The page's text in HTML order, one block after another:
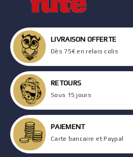
LIVRAISON OFFERTE
Dès 75€ en relais colis
RETOURS
Sous 15 jours
PAIEMENT
Carte bancaire et Paypal